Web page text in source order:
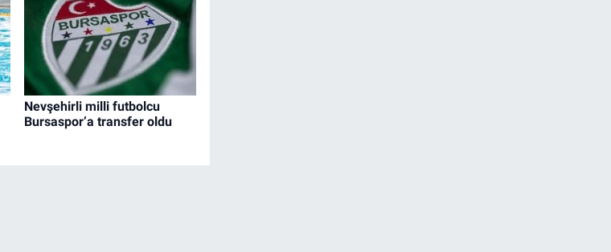
Nevşehirli milli futbolcu
Bursaspor’a transfer oldu